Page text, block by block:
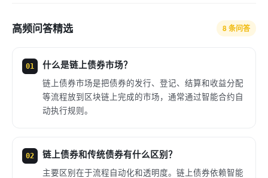
高频问答精选 8 条问答
01 什么是链上债券市场？
链上债券市场是把债券的发行、登记、结算和收益分配
等流程放到区块链上完成的市场，通常通过智能合约自
动执行规则。
02 链上债券和传统债券有什么区别？
主要区别在于流程自动化和透明度。链上债券依赖智能